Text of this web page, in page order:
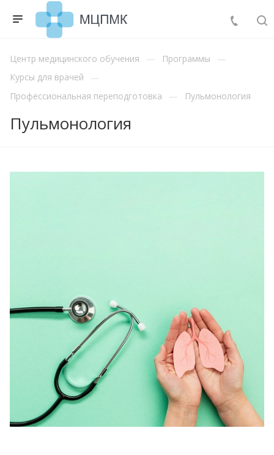
Центр медицинского обучения
Программы
Курсы для врачей
Профессиональная переподготовка
Пульмонология
Пульмонология